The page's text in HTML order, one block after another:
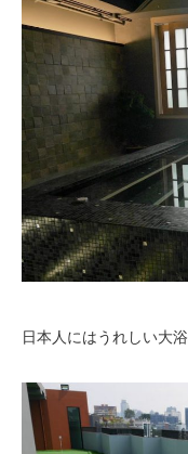
日本人にはうれしい大